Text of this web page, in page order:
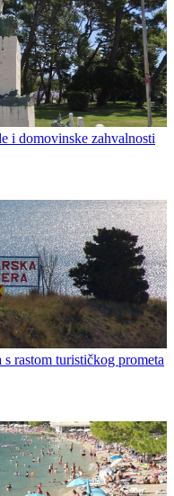
i domovinske zahvalnosti
rastom turističkog prometa